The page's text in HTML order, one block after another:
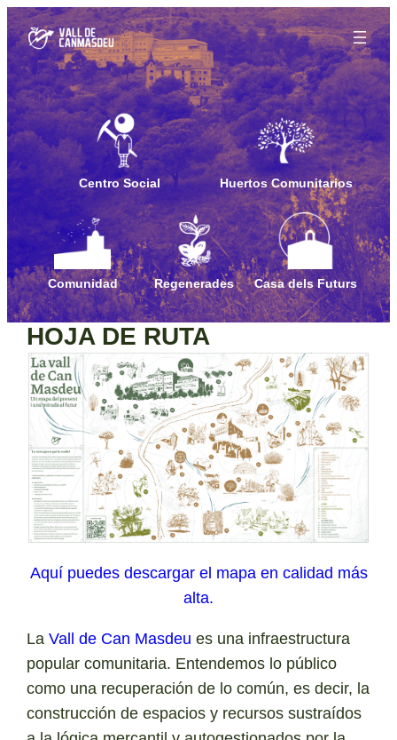
Saltar
al
contenido
Centro Social Huertos Comunitarios
Comunidad Regenerades Casa dels Futurs
HOJA DE RUTA
Aquí puedes descargar el mapa en calidad más
alta.
LaVall de Can Masdeu es una infraestructura
popular comunitaria. Entendemos lo público
como una recuperación de lo común, es decir, la
construcción de espacios y recursos sustraídos